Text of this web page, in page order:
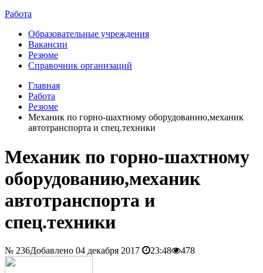
Работа
Образовательные учреждения
Вакансии
Резюме
Справочник организаций
Главная
Работа
Резюме
Механик по горно-шахтному оборудованию,механик
автотранспорта и спец.техники
Механик по горно-шахтному
оборудованию,механик
автотранспорта и
спец.техники
№ 236Добавлено 04 декабря 2017 23:48 478